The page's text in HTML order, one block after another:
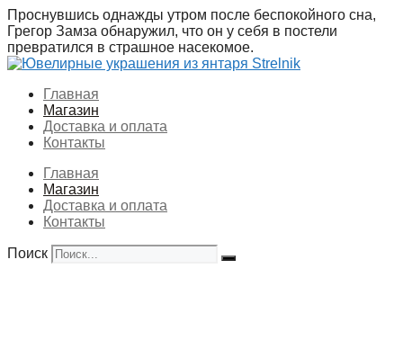
Перейти
к
содержимому
Проснувшись однажды утром после беспокойного сна,
Грегор Замза обнаружил, что он у себя в постели
превратился в страшное насекомое.
Главная
Магазин
Доставка и оплата
Контакты
Главная
Магазин
Доставка и оплата
Контакты
Поиск